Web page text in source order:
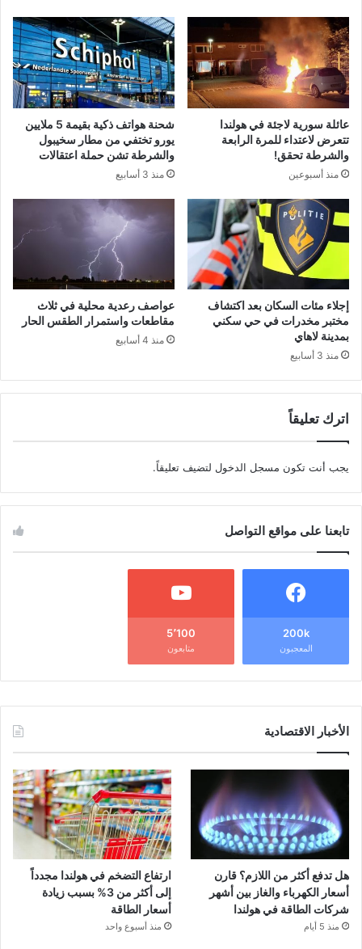
عائلة سورية لاجئة في هولندا
تتعرض لاعتداء للمرة الرابعة
والشرطة تحقق!
منذ أسبوعين
شحنة هواتف ذكية بقيمة 5 ملايين
يورو تختفي من مطار سخيبول
والشرطة تشن حملة اعتقالات
منذ 3 أسابيع
إجلاء مئات السكان بعد اكتشاف
مختبر مخدرات في حي سكني
بمدينة لاهاي
منذ 3 أسابيع
عواصف رعدية محلية في ثلاث
مقاطعات واستمرار الطقس الحار
منذ 4 أسابيع
اترك تعليقاً
يجب أنت تكون مسجل الدخول لتضيف تعليقاً.
تابعنا على مواقع التواصل
200k
المعجبون
5٬100
متابعون
الأخبار الاقتصادية
هل تدفع أكثر من اللازم؟ قارن
أسعار الكهرباء والغاز بين أشهر
شركات الطاقة في هولندا
منذ 5 أيام
ارتفاع التضخم في هولندا مجدداً
إلى أكثر من 3% بسبب زيادة
أسعار الطاقة
منذ أسبوع واحد